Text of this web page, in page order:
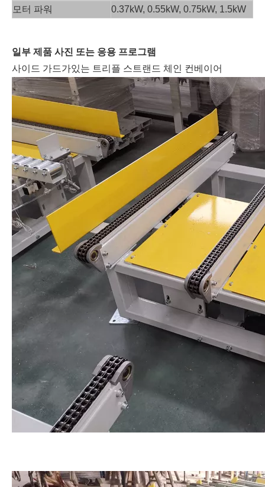
모터 파워
0.37kW, 0.55kW, 0.75kW, 1.5kW
일부 제품 사진 또는 응용 프로그램
사이드 가드가있는 트리플 스트랜드 체인 컨베이어